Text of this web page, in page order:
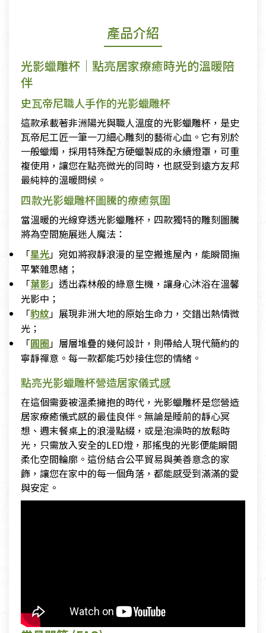
產品介紹
光影蠟雕杯｜點亮居家療癒時光的溫暖陪
伴
史瓦帝尼職人手作的光影蠟雕杯
這款承載著非洲陽光與職人溫度的光影蠟雕杯，是史
瓦帝尼工匠一筆一刀細心雕刻的藝術心血。它有別於
一般蠟燭，採用特殊配方硬蠟製成的永續燈罩，可重
複使用，讓您在點亮微光的同時，也感受到遠方友邦
最純粹的溫暖問候。
四款光影蠟雕杯圖騰的療癒氛圍
當溫暖的光線穿透光影蠟雕杯，四款獨特的雕刻圖騰
將為空間施展迷人魔法：
「星光」宛如將寂靜浪漫的星空搬進屋內，能瞬間撫
平繁雜思緒；
「葉影」透出森林般的綠意生機，讓身心沐浴在溫馨
光影中；
「豹紋」展現非洲大地的原始生命力，交錯出熱情微
光；
「圓圈」層層堆疊的幾何設計，則帶給人現代簡約的
寧靜禪意。每一款都能巧妙接住您的情緒。
點亮光影蠟雕杯營造居家儀式感
在這個需要被溫柔擁抱的時代，光影蠟雕杯是您營造
居家療癒儀式感的最佳良伴。無論是睡前的靜心冥
想、週末餐桌上的浪漫點綴，或是泡澡時的放鬆時
光，只需放入安全的LED燈，那搖曳的光影便能瞬間
柔化空間輪廓。這份結合公平貿易與美善意念的家
飾，讓您在家中的每一個角落，都能感受到滿滿的愛
與安定。